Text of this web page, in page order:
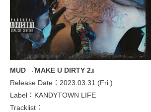
MUD 『MAKE U DIRTY 2』
Release Date：2023.03.31 (Fri.)
Label：KANDYTOWN LIFE
Tracklist：